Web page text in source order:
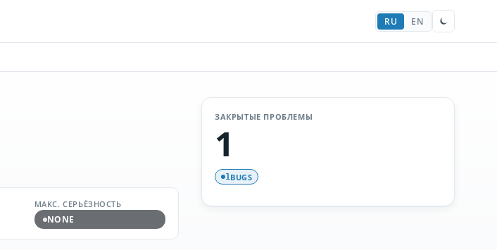
RU EN
МАКС. СЕРЬЁЗНОСТЬ
NONE
ЗАКРЫТЫЕ ПРОБЛЕМЫ
1
1BUGS